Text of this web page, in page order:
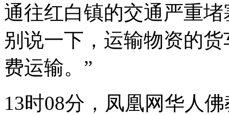
通往红白镇的交通严重
别说一下，运输物资的
费运输。”
13时08分，凤凰网华人